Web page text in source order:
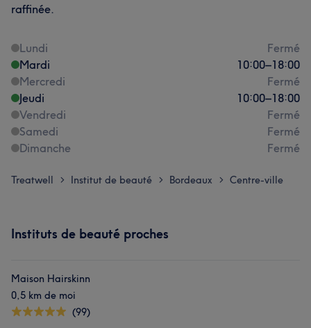
raffinée.
Lundi
Fermé
Mardi
10:00–18:00
Mercredi
Fermé
Jeudi
10:00–18:00
Vendredi
Fermé
Samedi
Fermé
Dimanche
Fermé
Treatwell > Institut de beauté > Bordeaux > Centre-ville
Instituts de beauté proches
Maison Hairskinn
0,5 km de moi
(99)